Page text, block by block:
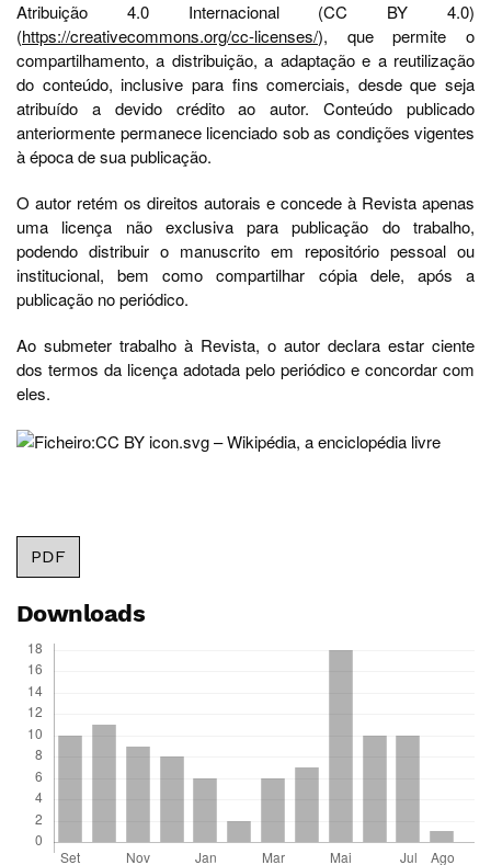
Atribuição 4.0 Internacional (CC BY 4.0)
(https://creativecommons.org/cc-licenses/), que permite o
compartilhamento, a distribuição, a adaptação e a reutilização
do conteúdo, inclusive para fins comerciais, desde que seja
atribuído a devido crédito ao autor. Conteúdo publicado
anteriormente permanece licenciado sob as condições vigentes
à época de sua publicação.
O autor retém os direitos autorais e concede à Revista apenas
uma licença não exclusiva para publicação do trabalho,
podendo distribuir o manuscrito em repositório pessoal ou
institucional, bem como compartilhar cópia dele, após a
publicação no periódico.
Ao submeter trabalho à Revista, o autor declara estar ciente
dos termos da licença adotada pelo periódico e concordar com
eles.
PDF
Downloads